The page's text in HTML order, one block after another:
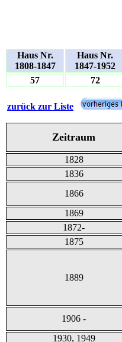
Haus Nr.
1808-1847
Haus Nr.
1847-1952
57
72
zurück zur Liste
Zeitraum
1828
1836
1866
1869
1872-
1875
1889
1906 -
1930, 1949